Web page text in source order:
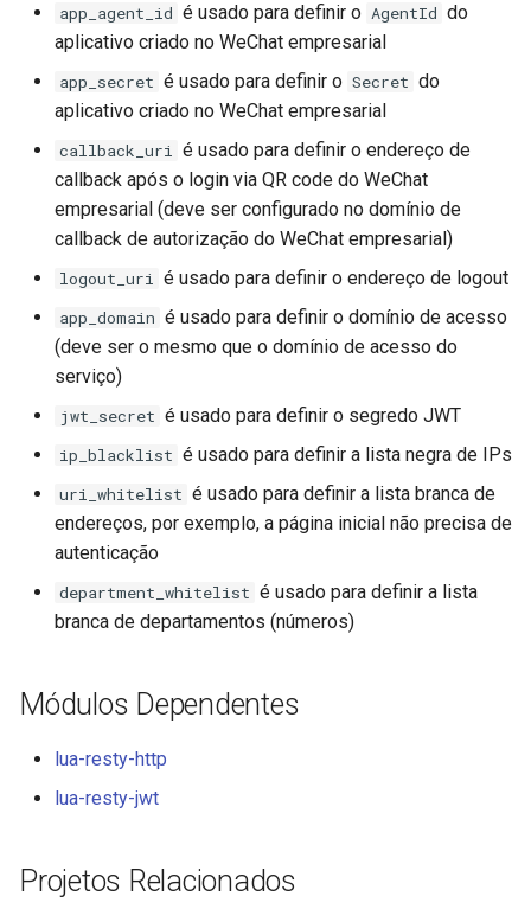
error-log-write
eval
execute
f4fhds
fips-check
form-input
geoip
google
graphite
hmac-secure-link
image-filter
app_agent_id é usado para definir o AgentId do
aplicativo criado no WeChat empresarial
app_secret é usado para definir o Secret do
aplicativo criado no WeChat empresarial
callback_uri é usado para definir o endereço de
callback após o login via QR code do WeChat
empresarial (deve ser configurado no domínio de
callback de autorização do WeChat empresarial)
logout_uri é usado para definir o endereço de logout
app_domain é usado para definir o domínio de acesso
(deve ser o mesmo que o domínio de acesso do
serviço)
jwt_secret é usado para definir o segredo JWT
ip_blacklist é usado para definir a lista negra de IPs
uri_whitelist é usado para definir a lista branca de
endereços, por exemplo, a página inicial não precisa de
autenticação
department_whitelist é usado para definir a lista
branca de departamentos (números)
Módulos Dependentes
lua-resty-http
lua-resty-jwt
Projetos Relacionados